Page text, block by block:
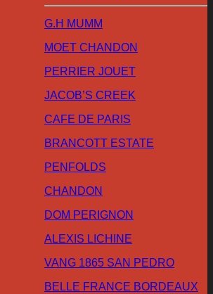
G.H MUMM
MOET CHANDON
PERRIER JOUET
JACOB’S CREEK
CAFE DE PARIS
BRANCOTT ESTATE
PENFOLDS
CHANDON
DOM PERIGNON
ALEXIS LICHINE
VANG 1865 SAN PEDRO
BELLE FRANCE BORDEAUX